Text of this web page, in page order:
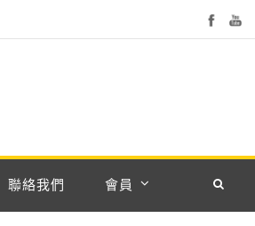
聯絡我們 會員